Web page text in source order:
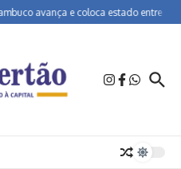
avança e coloca estado entre os